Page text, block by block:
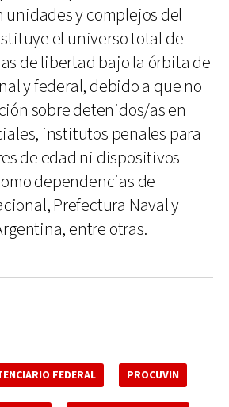
unidades y complejos del
el universo total de
de libertad bajo la órbita de
y federal, debido a que no
sobre detenidos/as en
institutos penales para
de edad ni dispositivos
dependencias de
Prefectura Naval y
entre otras.
FEDERAL PROCUVIN